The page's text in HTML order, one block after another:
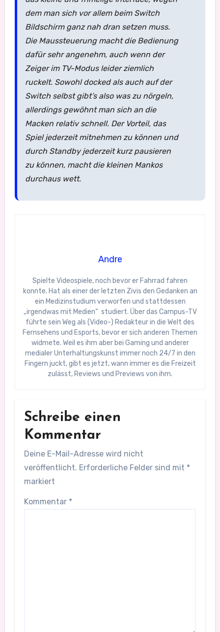
dem man sich vor allem beim Switch
Bildschirm ganz nah dran setzen muss.
Die Maussteuerung macht die Bedienung
dafür sehr angenehm, auch wenn der
Zeiger im TV-Modus leider ziemlich
ruckelt. Sowohl docked als auch auf der
Switch selbst gibt’s also was zu nörgeln,
allerdings gewöhnt man sich an die
Macken relativ schnell. Der Vorteil, das
Spiel jederzeit mitnehmen zu können und
durch Standby jederzeit kurz pausieren
zu können, macht die kleinen Mankos
durchaus wett.
Andre
Spielte Videospiele, noch bevor er Fahrrad fahren
konnte. Hat als einer der letzten Zivis den Gedanken an
ein Medizinstudium verworfen und stattdessen
„irgendwas mit Medien“ studiert. Über das Campus-TV
führte sein Weg als (Video-) Redakteur in die Welt des
Fernsehens und Esports, bevor er sich anderen Themen
widmete. Weil es ihm aber bei Gaming und anderer
medialer Unterhaltungskunst immer noch 24/7 in den
Fingern juckt, gibt es jetzt, wann immer es die Freizeit
zulässt, Reviews und Previews von ihm.
Schreibe einen
Kommentar
Deine E-Mail-Adresse wird nicht
veröffentlicht. Erforderliche Felder sind mit *
markiert
Kommentar *